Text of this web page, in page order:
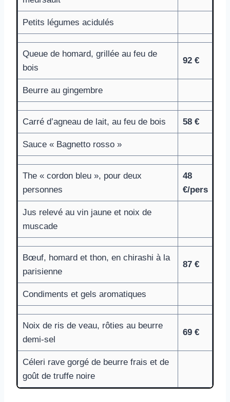
Petits légumes acidulés
Queue de homard, grillée au feu de
bois
92 €
Beurre au gingembre
Carré d’agneau de lait, au feu de bois 58 €
Sauce « Bagnetto rosso »
The « cordon bleu », pour deux
personnes
48
€/pers
Jus relevé au vin jaune et noix de
muscade
Bœuf, homard et thon, en chirashi à la
parisienne
87 €
Condiments et gels aromatiques
Noix de ris de veau, rôties au beurre
demi-sel
69 €
Céleri rave gorgé de beurre frais et de
goût de truffe noire